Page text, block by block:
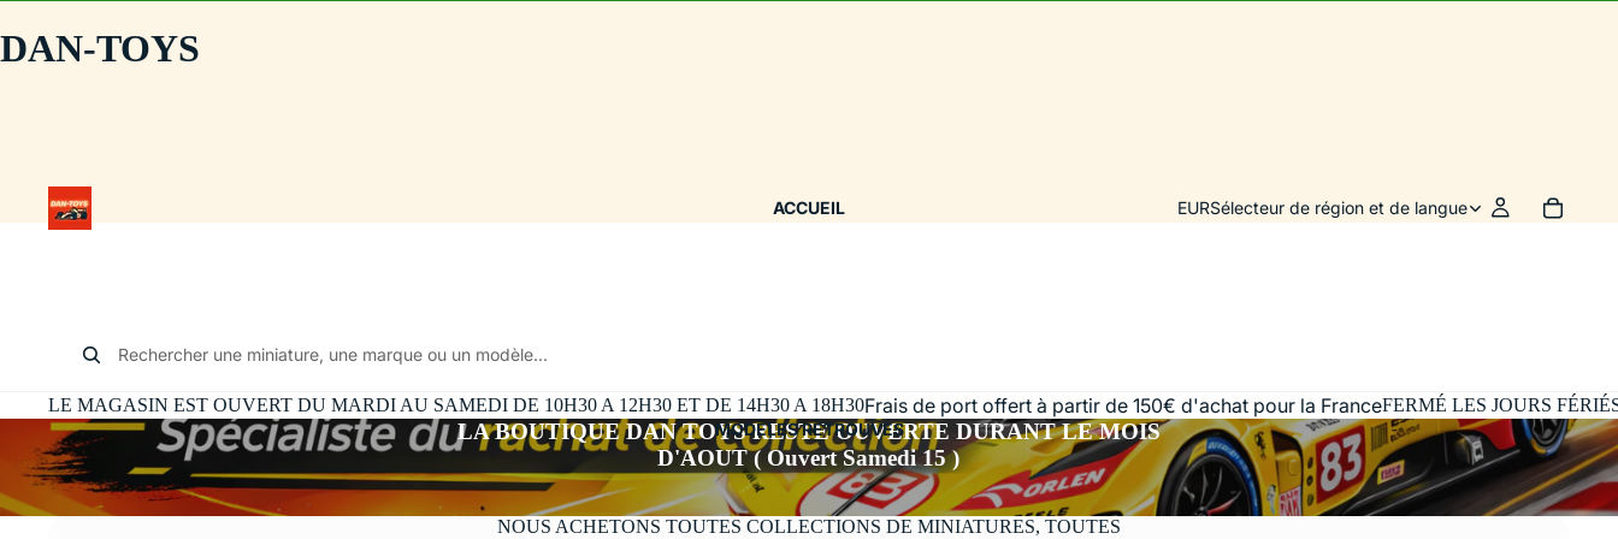
DAN-TOYS
ACCUEIL
MODÈLES RETROUVÉS
EURSélecteur de région et de langue
Rechercher une miniature, une marque ou un modèle...
LE MAGASIN EST OUVERT DU MARDI AU SAMEDI DE 10H30 A 12H30 ET DE 14H30 A 18H30Frais de port offert à partir de 150€ d'achat pour la FranceFERMÉ LES JOURS
LA BOUTIQUE DAN TOYS RESTE OUVERTE DURANT LE MOIS
D'AOUT ( Ouvert Samedi 15 )
NOUS ACHETONS TOUTES COLLECTIONS DE MINIATURES, TOUTES